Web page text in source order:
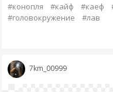
#конопля #кайф #каеф
#головокружение
#лав
7km_00999